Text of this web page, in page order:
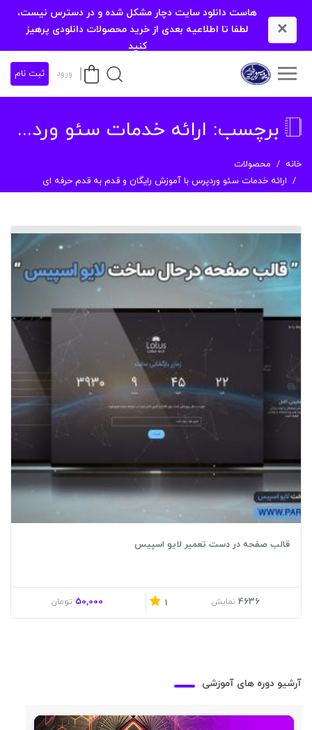
×
هاست دانلود سایت دچار مشکل شده و در دسترس نیست،
لطفا تا اطلاعیه بعدی از خرید محصولات دانلودی پرهیز
کنید
ورود ثبت نام
برچسب: ارائه خدمات سئو وردپرس با آموزش رایگان و قدم به قدم حرفه ای
خانه
محصولات
ارائه خدمات سئو وردپرس با آموزش رایگان و قدم به قدم حرفه ای
قالب صفحه در دست تعمیر لایو اسپیس
4636 نمایش 1
50,000 تومان
آرشیو دوره های آموزشی